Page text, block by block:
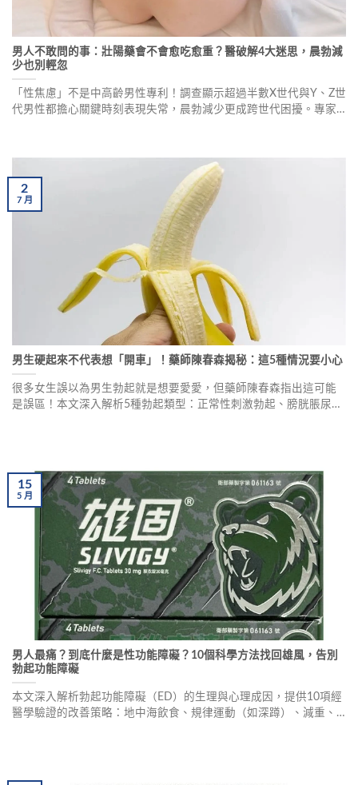
男人不敢問的事：壯陽藥會不會愈吃愈重？醫破解4大迷思，晨勃減
少也別輕忽
「性焦慮」不是中高齡男性專利！調查顯示超過半數X世代與Y、Z世
代男性都擔心關鍵時刻表現失常，晨勃減少更成跨世代困擾。專家
男生硬起來不代表想「開車」！藥師陳春森揭秘：這5種情況要小心
很多女生誤以為男生勃起就是想要愛愛，但藥師陳春森指出這可能
是誤區！本文深入解析5種勃起類型：正常性刺激勃起、膀胱脹尿引
2
7月
男人最痛？到底什麼是性功能障礙？10個科學方法找回雄風，告別
勃起功能障礙
本文深入解析勃起功能障礙（ED）的生理與心理成因，提供10項經
醫學驗證的改善策略：地中海飲食、規律運動（如深蹲）、減重、
15
5月